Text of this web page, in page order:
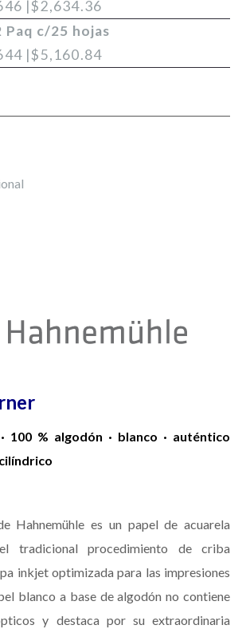
|$2,634.36
Paq c/25 hojas
|$5,160.84
100 % algodón · blanco · auténtico
Hahnemühle es un papel de acuarela
tradicional procedimiento de criba
inkjet optimizada para las impresiones
blanco a base de algodón no contiene
y destaca por su extraordinaria